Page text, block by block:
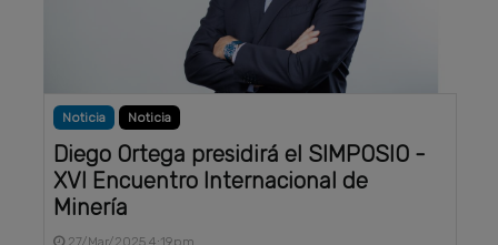
Noticia Noticia
Diego Ortega presidirá el SIMPOSIO -
XVI Encuentro Internacional de
Minería
27/Mar/2025 4:19pm